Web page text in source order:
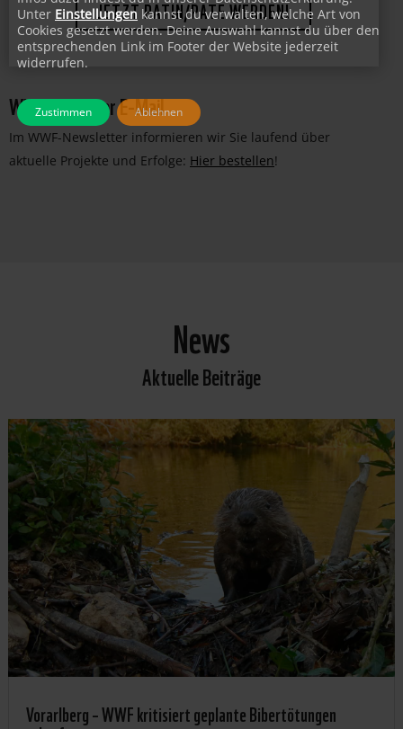
JETZT PATIN/PATE WERDEN!
WWF-News per E-Mail
Im WWF-Newsletter informieren wir Sie laufend über
aktuelle Projekte und Erfolge: Hier bestellen!
News
Aktuelle Beiträge
Vorarlberg – WWF kritisiert geplante Bibertötungen
Unter Einstellungen kannst du verwalten, welche Art von
Cookies gesetzt werden. Deine Auswahl kannst du über den
entsprechenden Link im Footer der Website jederzeit
widerrufen.
Zustimmen Ablehnen